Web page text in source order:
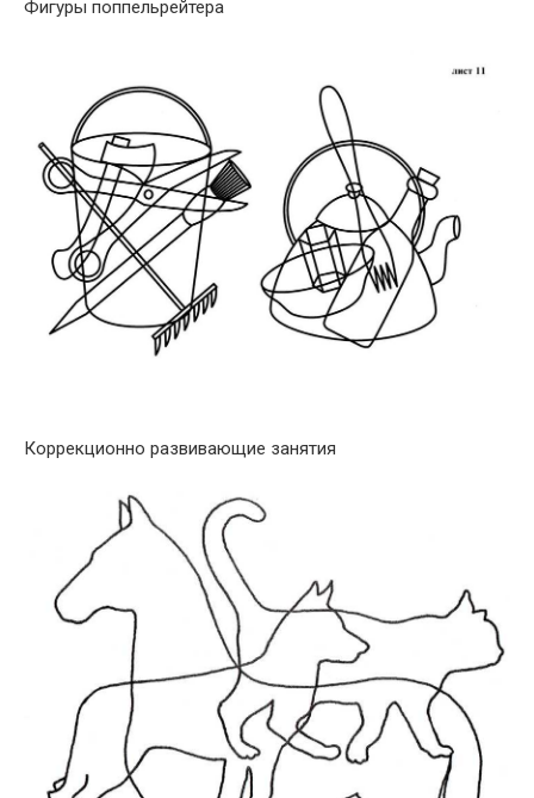
Фигуры поппельрейтера
Коррекционно развивающие занятия